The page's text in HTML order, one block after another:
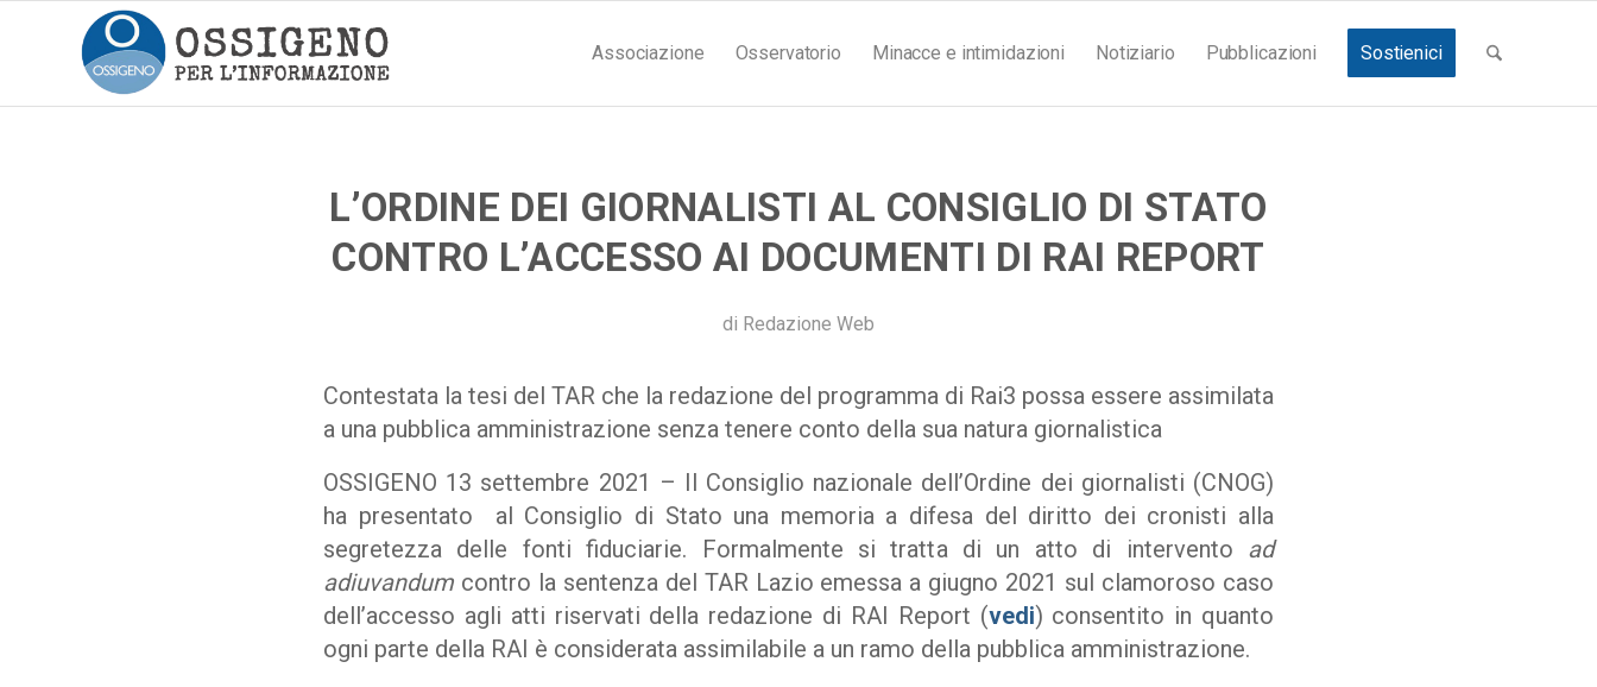
Associazione Osservatorio Minacce e intimidazioni Notiziario Pubblicazioni Sostienici
L’ORDINE DEI GIORNALISTI AL CONSIGLIO DI STATO
CONTRO L’ACCESSO AI DOCUMENTI DI RAI REPORT
di Redazione Web
Contestata la tesi del TAR che la redazione del programma di Rai3 possa essere assimilata
a una pubblica amministrazione senza tenere conto della sua natura giornalistica
OSSIGENO 13 settembre 2021 – Il Consiglio nazionale dell’Ordine dei giornalisti (CNOG)
ha presentato al Consiglio di Stato una memoria a difesa del diritto dei cronisti alla
segretezza delle fonti fiduciarie. Formalmente si tratta di un atto di intervento ad
adiuvandum contro la sentenza del TAR Lazio emessa a giugno 2021 sul clamoroso caso
dell’accesso agli atti riservati della redazione di RAI Report (vedi) consentito in quanto
ogni parte della RAI è considerata assimilabile a un ramo della pubblica amministrazione.